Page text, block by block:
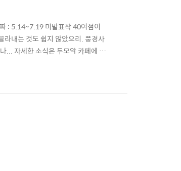
: 5.14~7.19 미발표작 40여점이
라내는 것도 쉽지 않았으리. 풍경사
... 자세한 소식은 두모악 카페에 올
이면 이벤트 페이지에서 출력해